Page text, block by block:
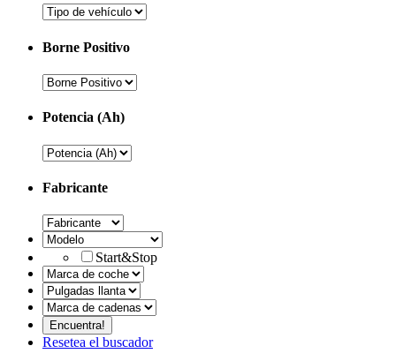
Borne Positivo
Potencia (Ah)
Fabricante
Start&Stop
Resetea el buscador